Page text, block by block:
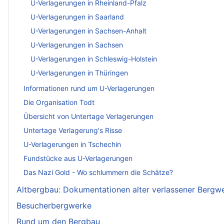
U-Verlagerungen in Rheinland-Pfalz
U-Verlagerungen in Saarland
U-Verlagerungen in Sachsen-Anhalt
U-Verlagerungen in Sachsen
U-Verlagerungen in Schleswig-Holstein
U-Verlagerungen in Thüringen
Informationen rund um U-Verlagerungen
Die Organisation Todt
Übersicht von Untertage Verlagerungen
Untertage Verlagerung's Risse
U-Verlagerungen in Tschechin
Fundstücke aus U-Verlagerungen
Das Nazi Gold - Wo schlummern die Schätze?
Altbergbau: Dokumentationen alter verlassener
Besucherbergwerke
Rund um den Bergbau